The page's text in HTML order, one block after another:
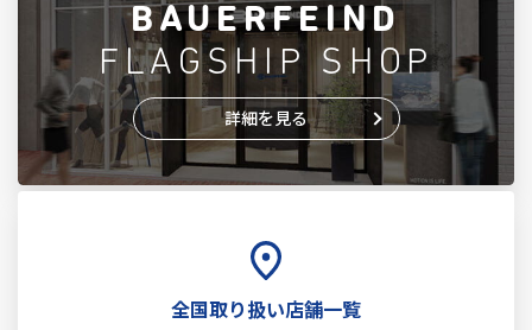
BAUERFEIND
FLAGSHIP SHOP
詳細を見る
全国取り扱い店舗一覧